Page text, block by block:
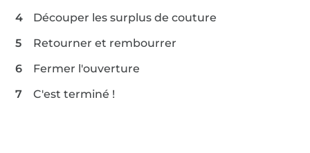
Découper les surplus de couture
Retourner et rembourrer
Fermer l'ouverture
C'est terminé !